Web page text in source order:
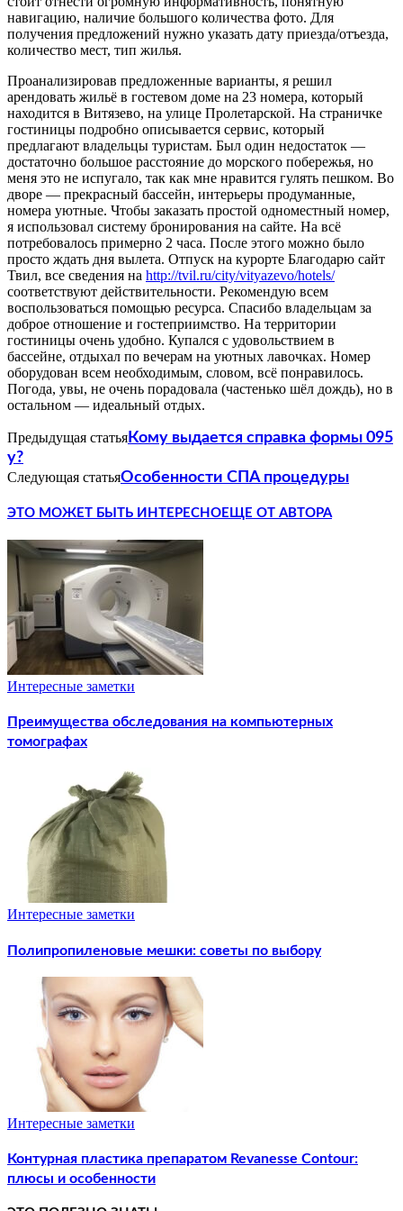
навигацию, наличие большого количества фото. Для
получения предложений нужно указать дату приезда/отъезда,
количество мест, тип жилья.
Проанализировав предложенные варианты, я решил
арендовать жильё в гостевом доме на 23 номера, который
находится в Витязево, на улице Пролетарской. На страничке
гостиницы подробно описывается сервис, который
предлагают владельцы туристам. Был один недостаток —
достаточно большое расстояние до морского побережья, но
меня это не испугало, так как мне нравится гулять пешком. Во
дворе — прекрасный бассейн, интерьеры продуманные,
номера уютные. Чтобы заказать простой одноместный номер,
я использовал систему бронирования на сайте. На всё
потребовалось примерно 2 часа. После этого можно было
просто ждать дня вылета. Отпуск на курорте Благодарю сайт
Твил, все сведения на http://tvil.ru/city/vityazevo/hotels/
соответствуют действительности. Рекомендую всем
воспользоваться помощью ресурса. Спасибо владельцам за
доброе отношение и гостеприимство. На территории
гостиницы очень удобно. Купался с удовольствием в
бассейне, отдыхал по вечерам на уютных лавочках. Номер
оборудован всем необходимым, словом, всё понравилось.
Погода, увы, не очень порадовала (частенько шёл дождь), но в
остальном — идеальный отдых.
Предыдущая статьяКому выдается справка формы 095
у?
Следующая статьяОсобенности СПА процедуры
ЭТО МОЖЕТ БЫТЬ ИНТЕРЕСНО ЕЩЕ ОТ АВТОРА
Интересные заметки
Преимущества обследования на компьютерных
томографах
Интересные заметки
Полипропиленовые мешки: советы по выбору
Интересные заметки
Контурная пластика препаратом Revanesse Contour:
плюсы и особенности